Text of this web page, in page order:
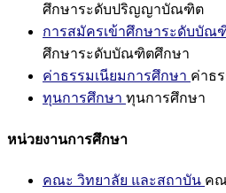
ศึกษาระดับปริญญาบัณฑิต
การสมัครเข้าศึกษาระดับบัณ
ศึกษาระดับบัณฑิตศึกษา
ค่าธรรมเนียมการศึกษา ค่าธ
ทุนการศึกษา ทุนการศึกษา
หน่วยงานการศึกษา
คณะ วิทยาลัย และสถาบัน คณ